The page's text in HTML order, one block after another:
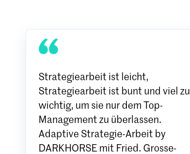
Strategiearbeit ist leicht,
Strategiearbeit ist bunt und viel zu
wichtig, um sie nur dem Top-
Management zu überlassen.
Adaptive Strategie-Arbeit by
DARKHORSE mit Fried. Grosse-